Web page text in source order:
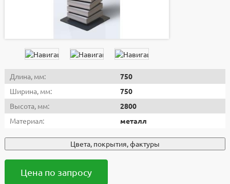
Длина, мм:
750
Ширина, мм:
750
Высота, мм:
2800
Материал:
металл
Цвета, покрытия, фактуры
Цена по запросу